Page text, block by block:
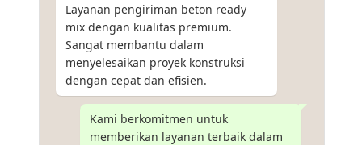
Layanan pengiriman beton ready
mix dengan kualitas premium.
Sangat membantu dalam
menyelesaikan proyek konstruksi
dengan cepat dan efisien.
Kami berkomitmen untuk
memberikan layanan terbaik dalam